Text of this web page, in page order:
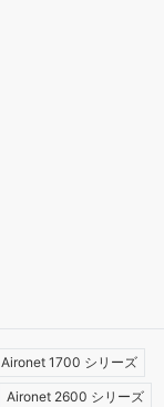
Aironet 1700 シリーズ
Aironet 2600 シリーズ